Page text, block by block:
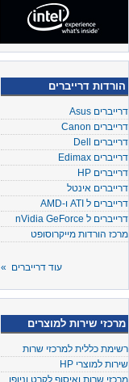
הורדות דרייברים
דרייברים Asus
דרייברים Canon
דרייברים Dell
דרייברים Edimax
דרייברים HP
דרייברים אינטל
דרייברים ל ATI ו-AMD
דרייברים ל nVidia GeForce
מרכז הורדות מייקרוסופט
עוד דרייברים »
מרכזי שירות למוצרים
רשימת כללית למרכזי שרות
שירות למוצרי HP
מרכזי שרות ואיסוף לקרט וניופן